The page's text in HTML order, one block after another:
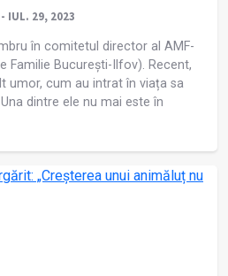
- IUL. 29, 2023
în comitetul director al AMF-
Familie București-Ilfov). Recent,
umor, cum au intrat în viața sa
dintre ele nu mai este în